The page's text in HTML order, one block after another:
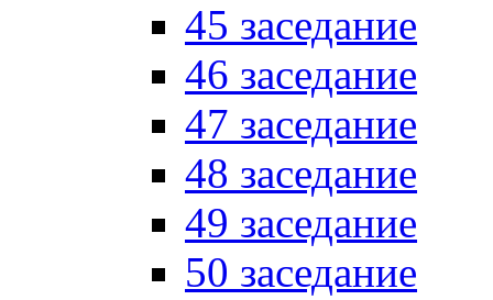
45 заседание
46 заседание
47 заседание
48 заседание
49 заседание
50 заседание